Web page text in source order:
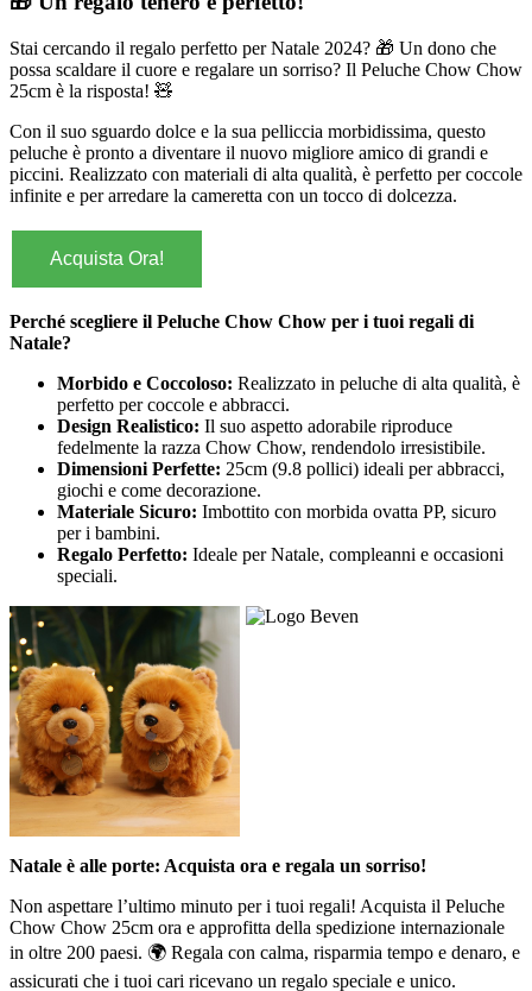
Stai cercando il regalo perfetto per Natale 2024? 🎁 Un dono che
possa scaldare il cuore e regalare un sorriso? Il Peluche Chow Chow
25cm è la risposta! 🧸
Con il suo sguardo dolce e la sua pelliccia morbidissima, questo
peluche è pronto a diventare il nuovo migliore amico di grandi e
piccini. Realizzato con materiali di alta qualità, è perfetto per coccole
infinite e per arredare la cameretta con un tocco di dolcezza.
Acquista Ora!
Perché scegliere il Peluche Chow Chow per i tuoi regali di
Natale?
Morbido e Coccoloso: Realizzato in peluche di alta qualità, è
perfetto per coccole e abbracci.
Design Realistico: Il suo aspetto adorabile riproduce
fedelmente la razza Chow Chow, rendendolo irresistibile.
Dimensioni Perfette: 25cm (9.8 pollici) ideali per abbracci,
giochi e come decorazione.
Materiale Sicuro: Imbottito con morbida ovatta PP, sicuro
per i bambini.
Regalo Perfetto: Ideale per Natale, compleanni e occasioni
speciali.
Natale è alle porte: Acquista ora e regala un sorriso!
Non aspettare l’ultimo minuto per i tuoi regali! Acquista il Peluche
Chow Chow 25cm ora e approfitta della spedizione internazionale
in oltre 200 paesi. 🌍 Regala con calma, risparmia tempo e denaro, e
assicurati che i tuoi cari ricevano un regalo speciale e unico.